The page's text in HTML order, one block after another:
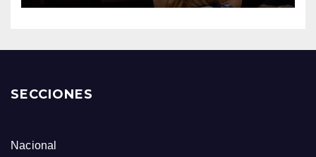
SECCIONES
Nacional